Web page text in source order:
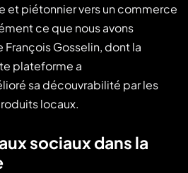
et piétonnier vers un commerce
ce que nous avons
Gosselin, dont la
plateforme a
sa découvrabilité par les
locaux.
sociaux dans la